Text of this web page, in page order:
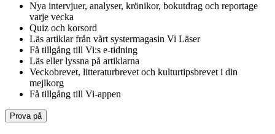
Nya intervjuer, analyser, krönikor, bokutdrag och reportage
varje vecka
Quiz och korsord
Läs artiklar från vårt systermagasin Vi Läser
Få tillgång till Vi:s e-tidning
Läs eller lyssna på artiklarna
Veckobrevet, litteraturbrevet och kulturtipsbrevet i din
mejlkorg
Få tillgång till Vi-appen
Prova på